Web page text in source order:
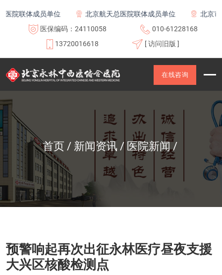
成员单位 北京航天总医院联体成员单位
北京市老年友
医保编码：24110058
010-61228168
13720016618
[ 访问旧版 ]
在线咨询
首页 新闻资讯 医院新闻
预警响起再次出征永林医疗昼夜支援
大兴区核酸检测点